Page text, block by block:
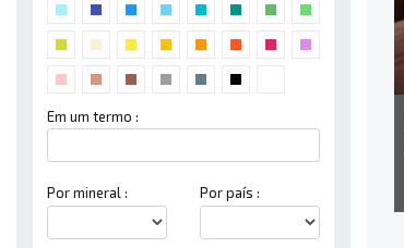
Em um termo :
Por mineral : Por país :